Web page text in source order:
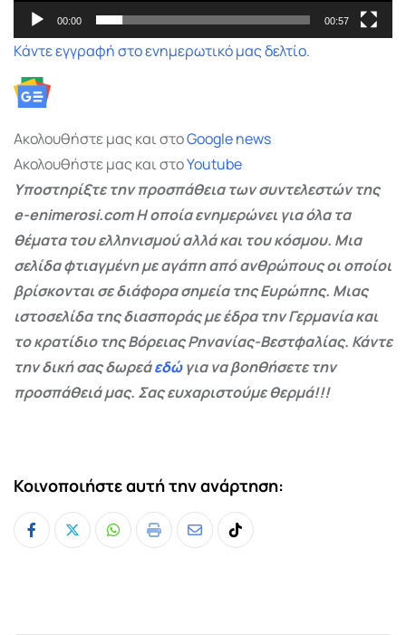
00:00 00:57
Κάντε εγγραφή στο ενημερωτικό μας δελτίο.
Ακολουθήστε μας και στοGooglenews
Ακολουθήστε μας και στοYoutube
Υποστηρίξτε την προσπάθεια των συντελεστών της
e-enimerosi.com Η οποία ενημερώνει για όλα τα
θέματα του ελληνισμού αλλά και του κόσμου. Μια
σελίδα φτιαγμένη με αγάπη από ανθρώπους οι οποίοι
βρίσκονται σε διάφορα σημεία της Ευρώπης. Μιας
ιστοσελίδα της διασποράς με έδρα την Γερμανία και
το κρατίδιο της Βόρειας Ρηνανίας-Βεστφαλίας. Κάντε
την δική σας δωρεάεδώγια να βοηθήσετε την
προσπάθειά μας. Σας ευχαριστούμε θερμά!!!
Κοινοποιήστε αυτή την ανάρτηση:
Whatsapp
Print
ShareTiktok